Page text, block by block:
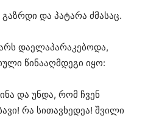
გაზრდი და პატარა ძმასაც.
დაელაპარაკებოდა,
წინააღმდეგი იყო:
და უნდა, რომ ჩვენ
რა სითავხედეა! შვილი